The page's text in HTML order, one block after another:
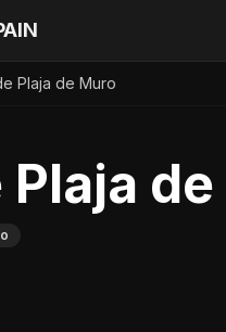
Plaja de Muro
Plaja